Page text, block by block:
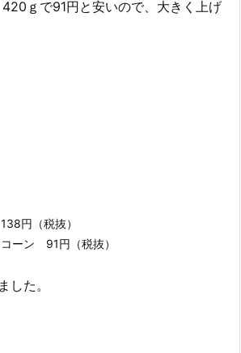
ｇで91円と安いので、大きく上げ
円（税抜）
ーン 91円（税抜）
した。